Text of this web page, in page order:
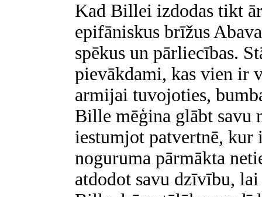
Kad Billei izdodas tikt
epifāniskus brīžus
spēkus un pārliecības.
pievākdami, kas vien ir
armijai tuvojoties,
Bille mēģina glābt savu
iestumjot patvertnē,
noguruma pārmākta
atdodot savu dzīvību,